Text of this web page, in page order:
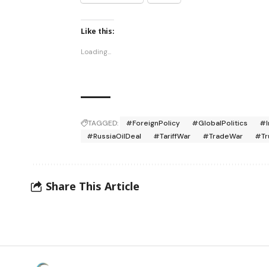
Like this:
Loading...
TAGGED: #ForeignPolicy #GlobalPolitics
#RussiaOilDeal
#TariffWar #TradeWar
Share This Article